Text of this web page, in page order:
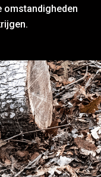
omstandigheden